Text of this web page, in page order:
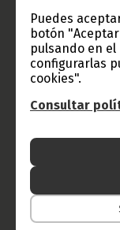
Puedes
botón
pulsando en
configurarlas
cookies".
Consultar
Haz click
CATEGORÍAS
Noticias
África